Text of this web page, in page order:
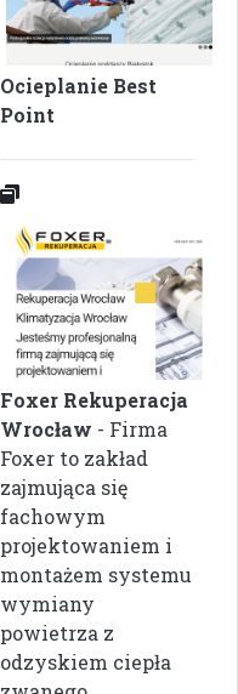
Ocieplanie Best
Point
Foxer Rekuperacja
Wrocław - Firma
Foxer to zakład
zajmująca się
fachowym
projektowaniem i
montażem systemu
wymiany
powietrza z
odzyskiem ciepła